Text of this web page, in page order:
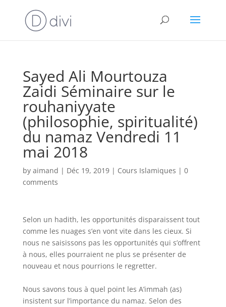
Sayed Ali Mourtouza
Zaidi Séminaire sur le
rouhaniyyate
(philosophie, spiritualité)
du namaz Vendredi 11
mai 2018
by aimand | Déc 19, 2019| Cours Islamiques | 0
comments
Selon un hadith, les opportunités disparaissent tout
comme les nuages s’en vont vite dans les cieux. Si
nous ne saisissons pas les opportunités qui s’offrent
à nous, elles pourraient ne plus se présenter de
nouveau et nous pourrions le regretter.
Nous savons tous à quel point les A’immah (as)
insistent sur l’importance du namaz. Selon des